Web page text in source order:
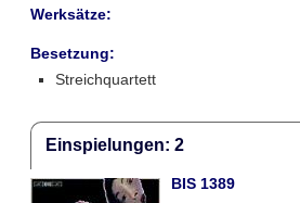
Werksätze:
Besetzung:
Streichquartett
Einspielungen: 2
BIS 1389